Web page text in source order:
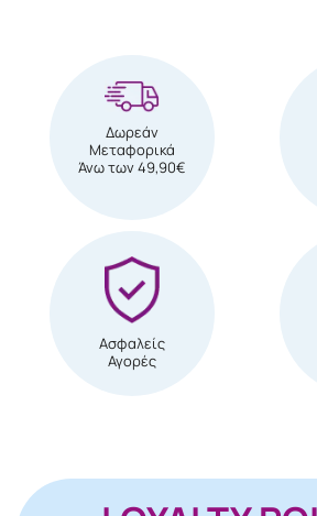
Δωρεάν
Μεταφορικά
Άνω των 49,90€
Ασφαλείς
Αγορές